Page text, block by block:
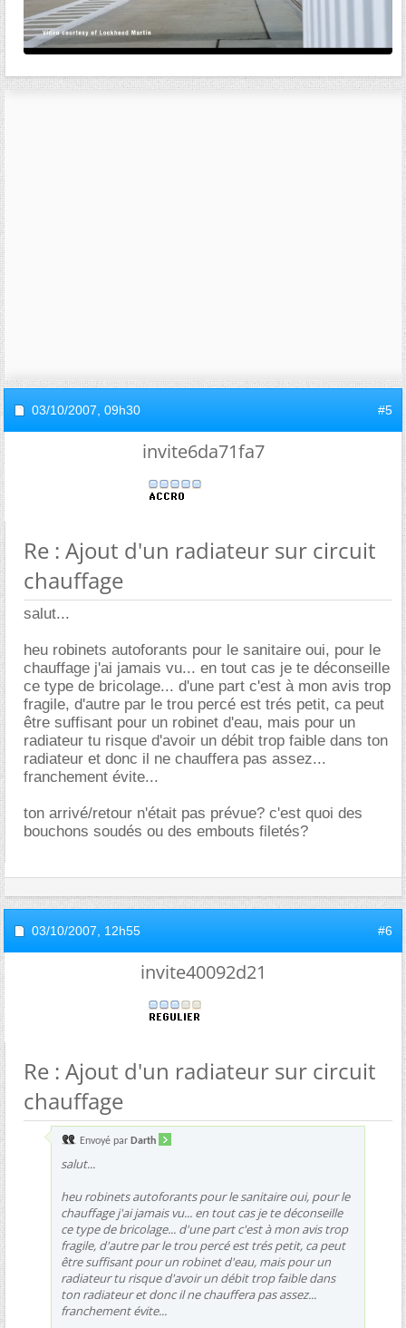
03/10/2007, 09h30 #5
invite6da71fa7
Re : Ajout d'un radiateur sur circuit
chauffage
salut...
heu robinets autoforants pour le sanitaire oui, pour le
chauffage j'ai jamais vu... en tout cas je te déconseille
ce type de bricolage... d'une part c'est à mon avis trop
fragile, d'autre par le trou percé est trés petit, ca peut
être suffisant pour un robinet d'eau, mais pour un
radiateur tu risque d'avoir un débit trop faible dans ton
radiateur et donc il ne chauffera pas assez...
franchement évite...
ton arrivé/retour n'était pas prévue? c'est quoi des
bouchons soudés ou des embouts filetés?
03/10/2007, 12h55 #6
invite40092d21
Re : Ajout d'un radiateur sur circuit
chauffage
Envoyé par Darth
salut...
heu robinets autoforants pour le sanitaire oui, pour le
chauffage j'ai jamais vu... en tout cas je te déconseille
ce type de bricolage... d'une part c'est à mon avis trop
fragile, d'autre par le trou percé est trés petit, ca peut
être suffisant pour un robinet d'eau, mais pour un
radiateur tu risque d'avoir un débit trop faible dans
ton radiateur et donc il ne chauffera pas assez...
franchement évite...